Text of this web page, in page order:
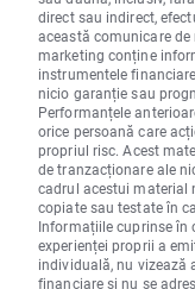
direct sau indirect,
această comunicare
marketing conține
instrumentele
nicio garanție sau
Performanțele
orice persoană care
propriul risc. Acest
de tranzacționare ale
cadrul acestui material
copiate sau testate în
Informațiile cuprinse în
experienței proprii a
individuală, nu vizează
financiare și nu se